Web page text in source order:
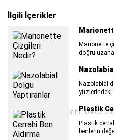
İlgili İçerikler
Marionette
doğru
Nazolabial
yüzlerindeki
Plastik
Plastik
benlerin
Son Güncelleme Tarihi :